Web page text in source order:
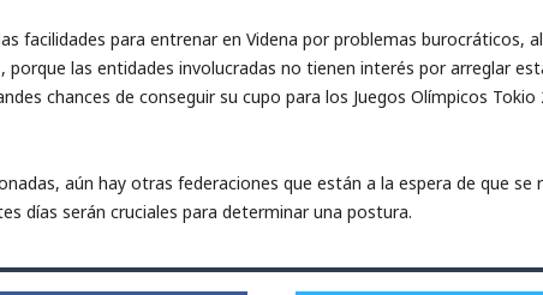
facilidades para entrenar en Videna por problemas burocráticos,
las entidades involucradas no tienen interés por arreglar
chances de conseguir su cupo para los Juegos Olímpicos
aún hay otras federaciones que están a la espera de que se
días serán cruciales para determinar una postura.